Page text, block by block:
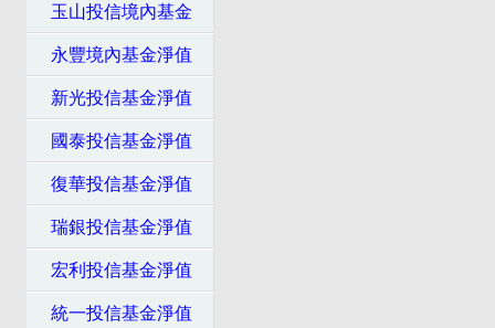
玉山投信境內基金
永豐境內基金淨值
新光投信基金淨值
國泰投信基金淨值
復華投信基金淨值
瑞銀投信基金淨值
宏利投信基金淨值
統一投信基金淨值